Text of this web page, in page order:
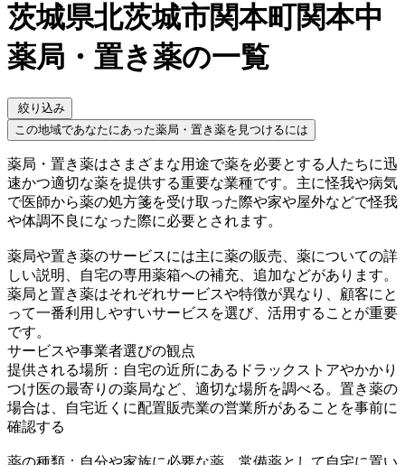
茨城県北茨城市関本町関本中
薬局・置き薬の一覧
絞り込み
この地域であなたにあった薬局・置き薬を見つけるには
薬局・置き薬はさまざまな用途で薬を必要とする人たちに迅
速かつ適切な薬を提供する重要な業種です。主に怪我や病気
で医師から薬の処方箋を受け取った際や家や屋外などで怪我
や体調不良になった際に必要とされます。
薬局や置き薬のサービスには主に薬の販売、薬についての詳
しい説明、自宅の専用薬箱への補充、追加などがあります。
薬局と置き薬はそれぞれサービスや特徴が異なり、顧客にと
って一番利用しやすいサービスを選び、活用することが重要
です。
サービスや事業者選びの観点
提供される場所：自宅の近所にあるドラックストアやかかり
つけ医の最寄りの薬局など、適切な場所を調べる。置き薬の
場合は、自宅近くに配置販売業の営業所があることを事前に
確認する
薬の種類：自分や家族に必要な薬、常備薬として自宅に置い